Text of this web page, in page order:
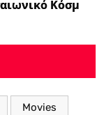
Κόσμο
Movies